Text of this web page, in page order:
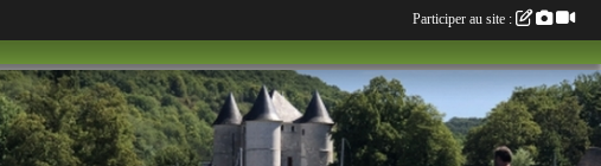
Participer au site :